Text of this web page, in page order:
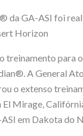
GA-ASI foi
Horizon
treinamento para
A General
o extenso
Mirage,
em Dakota do